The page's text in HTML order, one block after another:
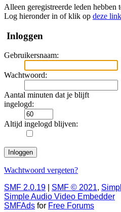
Alleen geregistreerde leden hebben
Log hieronder in of klik op deze link
Inloggen
Gebruikersnaam:
Wachtwoord:
Aantal minuten dat je blijft
ingelogd:
Altijd ingelogd blijven:
Wachtwoord vergeten?
SMF 2.0.19
SMF © 2021,
Simple Audio Video Embedder
SMFAds for Free Forums